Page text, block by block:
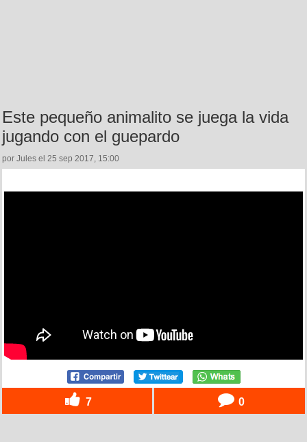
Este pequeño animalito se juega la vida
jugando con el guepardo
por Jules el 25 sep 2017, 15:00
7 0